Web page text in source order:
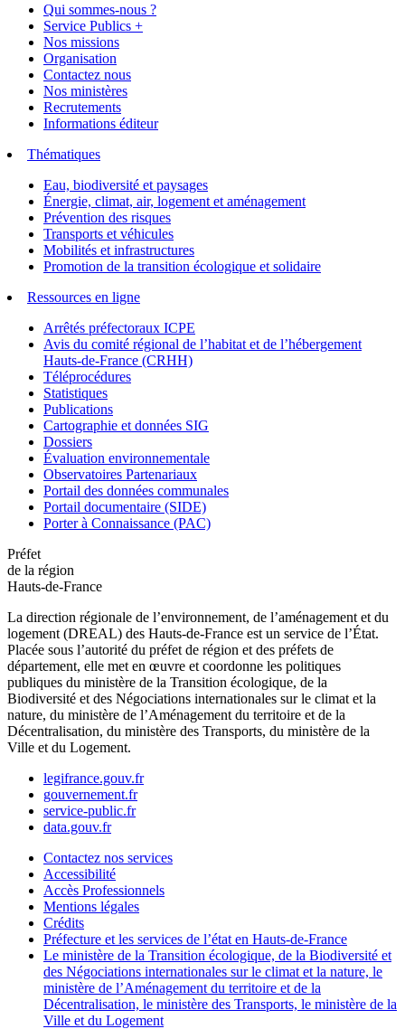
Qui sommes-nous ?
Service Publics +
Nos missions
Organisation
Contactez nous
Nos ministères
Recrutements
Informations éditeur
Thématiques
Eau, biodiversité et paysages
Énergie, climat, air, logement et aménagement
Prévention des risques
Transports et véhicules
Mobilités et infrastructures
Promotion de la transition écologique et solidaire
Ressources en ligne
Arrêtés préfectoraux ICPE
Avis du comité régional de l’habitat et de l’hébergement
Hauts-de-France (CRHH)
Téléprocédures
Statistiques
Publications
Cartographie et données SIG
Dossiers
Évaluation environnementale
Observatoires Partenariaux
Portail des données communales
Portail documentaire (SIDE)
Porter à Connaissance (PAC)
Préfet
de la région
Hauts-de-France
La direction régionale de l’environnement, de l’aménagement et du
logement (DREAL) des Hauts-de-France est un service de l’État.
Placée sous l’autorité du préfet de région et des préfets de
département, elle met en œuvre et coordonne les politiques
publiques du ministère de la Transition écologique, de la
Biodiversité et des Négociations internationales sur le climat et la
nature, du ministère de l’Aménagement du territoire et de la
Décentralisation, du ministère des Transports, du ministère de la
Ville et du Logement.
legifrance.gouv.fr
gouvernement.fr
service-public.fr
data.gouv.fr
Contactez nos services
Accessibilité
Accès Professionnels
Mentions légales
Crédits
Préfecture et les services de l’état en Hauts-de-France
Le ministère de la Transition écologique, de la Biodiversité et
des Négociations internationales sur le climat et la nature, le
ministère de l’Aménagement du territoire et de la
Décentralisation, le ministère des Transports, le ministère de la
Ville et du Logement